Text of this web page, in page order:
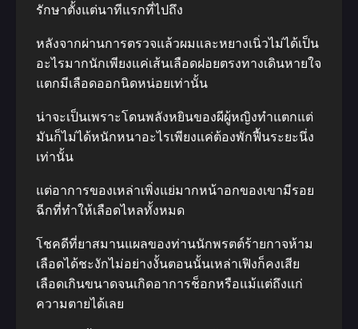
รักษาตั้งแต่นาทีแรกที่ไปถึง
หลังจากผ่านการตรวจแล้วผมและหยางเนิ่วไม่ได้เป็น
อะไรมากนักเพียงแค่เส้นเลือดฝอยตรงทางเดินหายใจ
แตกมีเลือดออกนิดหน่อยเท่านั้น
น่าจะเป็นเพราะโดนพลังหยินของผีผู้หญิงทำแตกแต่
มันก็ไม่ได้หนักหนาอะไรเพียงแค่ต้องพักฟื้นระยะนึ่ง
เท่านั้น
แต่อาการของเหล่าเพิ่งแย่มากหน้าอกของเขามีรอย
ฉีกที่ทำให้เลือดไหลทั้งหมด
โชคดีที่ยาสมานแผลของท่านนักพรตต์ร้ายกาจห้าม
เลือดได้ชะงักไม่อย่างงั้นตอนนั้นเหล่าเฟิงก็คงเสีย
เลือดเกินขนาดจนเกิดอาการช็อกหรือแม้แต่ถึงแก่
ความตายได้เลย